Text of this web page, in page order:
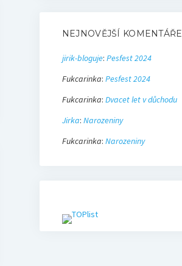
NEJNOVĚJŠÍ KOMENTÁŘE
jirik-bloguje: Pesfest 2024
Fukcarinka: Pesfest 2024
Fukcarinka: Dvacet let v důchodu
Jirka: Narozeniny
Fukcarinka: Narozeniny